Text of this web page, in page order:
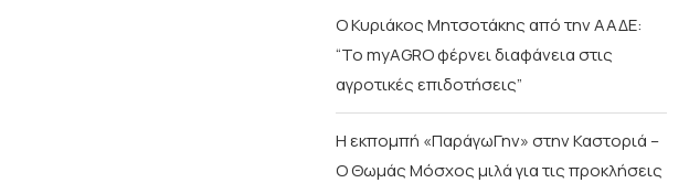
Ο Κυριάκος Μητσοτάκης από την ΑΑΔΕ:
“Το myAGRO φέρνει διαφάνεια στις
αγροτικές επιδοτήσεις”
Η εκπομπή «ΠαράγωΓην» στην Καστοριά –
Ο Θωμάς Μόσχος μιλά για τις προκλήσεις